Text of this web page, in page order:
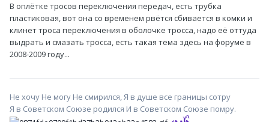
В оплётке тросов переключения передач, есть трубка
пластиковая, вот она со временем рвётся сбивается в комки и
клинет троса переключения в оболочке тросса, надо её оттуда
выдрать и смазать тросса, есть такая тема здесь на форуме в
2008-2009 году...
Не хочу Не могу Не смирился, Я в душе все границы сотру
Я в Советском Союзе родился И в Советском Союзе помру.